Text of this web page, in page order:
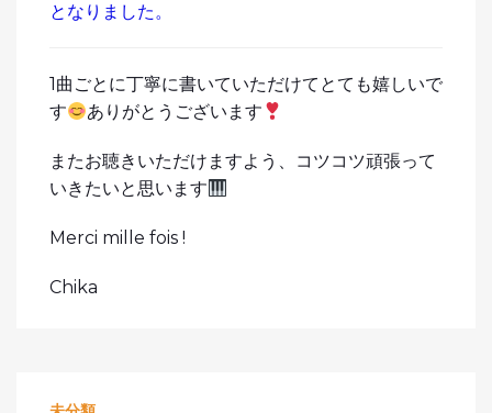
となりました。
1曲ごとに丁寧に書いていただけてとても嬉しいで
す
ありがとうございます
またお聴きいただけますよう、コツコツ頑張って
いきたいと思います
Merci mille fois !
Chika